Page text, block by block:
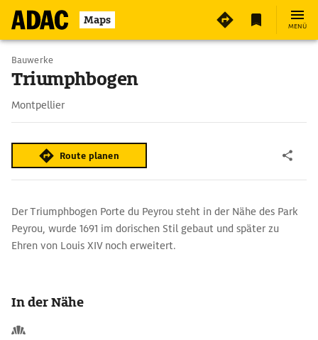
Maps MENÜ
Bauwerke
Triumphbogen
Montpellier
Route planen
Der Triumphbogen Porte du Peyrou steht in der Nähe des Park
Peyrou, wurde 1691 im dorischen Stil gebaut und später zu
Ehren von Louis XIV noch erweitert.
In der Nähe